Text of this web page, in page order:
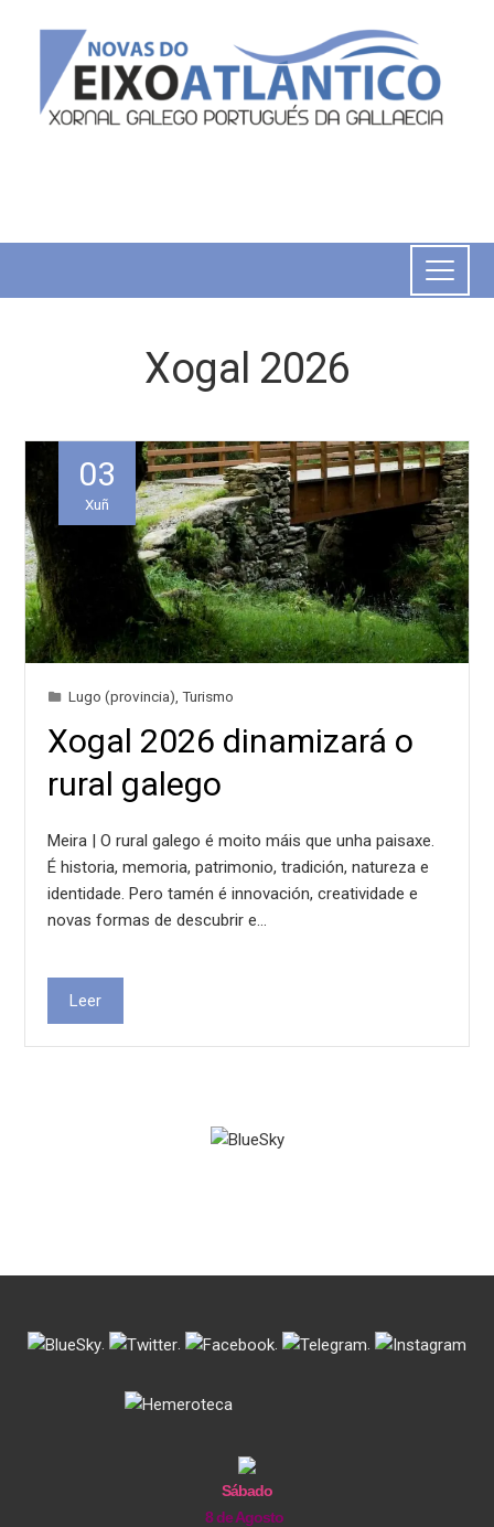
Xogal 2026
03
Xuñ
Lugo (provincia) ,Turismo
Xogal 2026 dinamizará o
rural galego
Meira | O rural galego é moito máis que unha paisaxe.
É historia, memoria, patrimonio, tradición, natureza e
identidade. Pero tamén é innovación, creatividade e
novas formas de descubrir e…
Leer
. . . .
Sábado
8 de Agosto